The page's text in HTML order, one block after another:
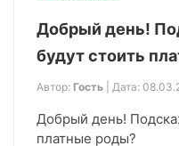
Добрый день!
будут стоить
Автор: Гость | Дата:
Добрый день!
платные роды?